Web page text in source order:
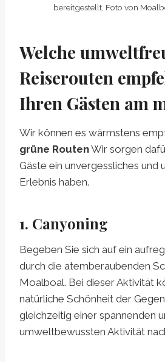
bereitgestellt, Foto von
Welche
Reiserouten
Ihren Gästen am
Wir können es wärmstens
grüne RoutenWir sorgen
Gäste ein unvergessliches und
Erlebnis haben.
1. Canyoning
Begeben Sie sich auf ein
durch die atemberaubenden
Moalboal. Bei dieser Aktivität
natürliche Schönheit der
gleichzeitig einer spannenden
umweltbewussten Aktivität